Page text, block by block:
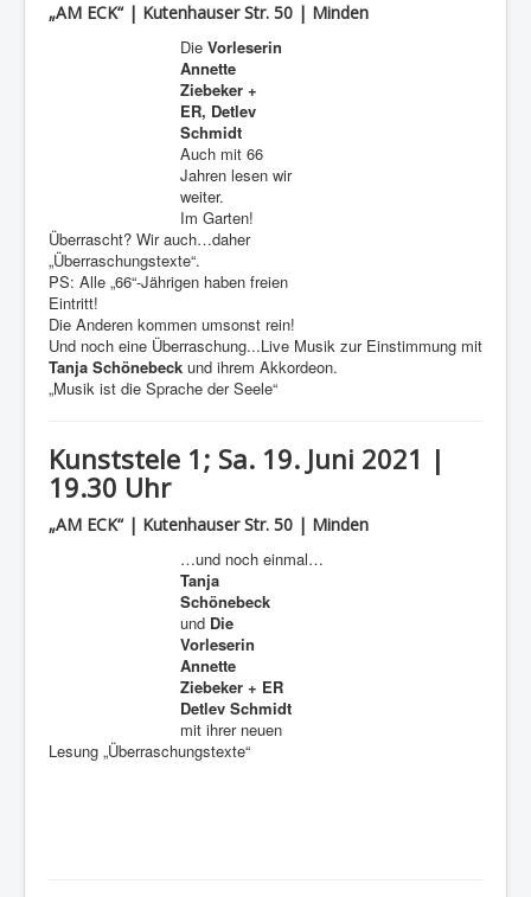
„AM ECK“ | Kutenhauser Str. 50 | Minden
Die Vorleserin
Annette
Ziebeker +
ER, Detlev
Schmidt
Auch mit 66
Jahren lesen wir
weiter.
Im Garten!
Überrascht? Wir auch…daher
„Überraschungstexte“.
PS: Alle „66“-Jährigen haben freien
Eintritt!
Die Anderen kommen umsonst rein!
Und noch eine Überraschung...Live Musik zur Einstimmung mit
Tanja Schönebeck und ihrem Akkordeon.
„Musik ist die Sprache der Seele“
Kunststele 1; Sa. 19. Juni 2021 |
19.30 Uhr
„AM ECK“ | Kutenhauser Str. 50 | Minden
…und noch einmal…
Tanja
Schönebeck
und Die
Vorleserin
Annette
Ziebeker + ER
Detlev Schmidt
mit ihrer neuen
Lesung „Überraschungstexte“